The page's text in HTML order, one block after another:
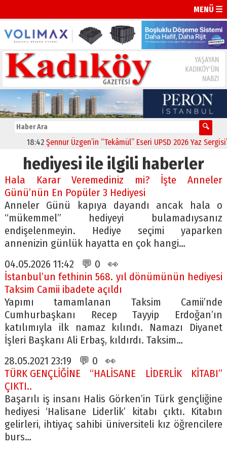
MENÜ ☰
18:42 Şennur Üzgen’in “Tekâmül” Eseri UPSD 2026 Yaz
hediyesi ile ilgili haberler
Hala Karar Veremediniz mi? İşte Anneler
Günü’nün En Popüler 3 Hediyesi
Anneler Günü kapıya dayandı ancak hala o
“mükemmel” hediyeyi bulamadıysanız
endişelenmeyin. Hediye seçimi yaparken
annenizin günlük hayatta en çok hangi…
04.05.2026 11:42 💬 0 👀
İstanbul’un fethinin 568. yıl dönümünün hediyesi
Taksim Camii ibadete açıldı
Yapımı tamamlanan Taksim Camii’nde
Cumhurbaşkanı Recep Tayyip Erdoğan’ın
katılımıyla ilk namaz kılındı. Namazı Diyanet
İşleri Başkanı Ali Erbaş, kıldırdı. Taksim…
28.05.2021 23:19 💬 0 👀
TÜRK GENÇLİĞİNE “HALİSANE LİDERLİK KİTABI”
ÇIKTI..
Başarılı iş insanı Halis Görken’in Türk gençliğine
hediyesi ‘Halisane Liderlik’ kitabı çıktı. Kitabın
gelirleri, ihtiyaç sahibi üniversiteli kız öğrencilere
burs…